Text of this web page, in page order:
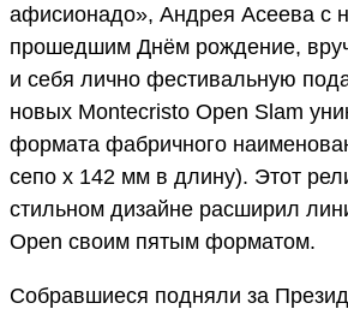
афисионадо», Андрея Асеева с
прошедшим Днём рождение,
и себя лично фестивальную
новых Montecristo Open Slam
формата фабричного
сепо x 142 мм в длину). Этот
стильном дизайне расширил
Open своим пятым форматом.
Собравшиеся подняли за